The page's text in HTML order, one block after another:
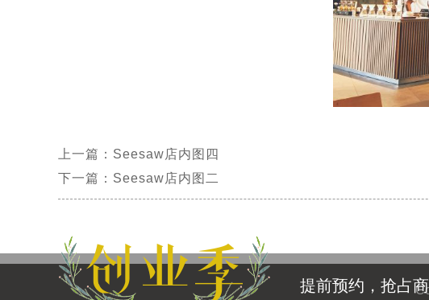
上一篇：Seesaw店内图四
下一篇：Seesaw店内图二
提前预约，抢占